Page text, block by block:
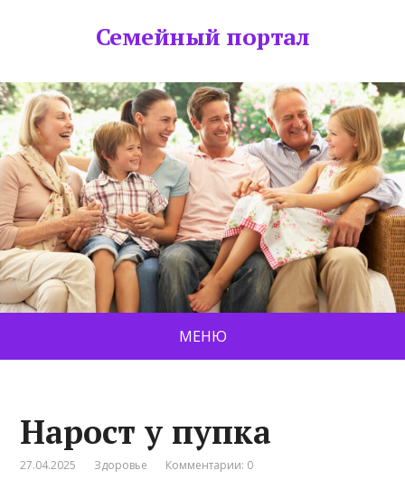
Семейный портал
МЕНЮ
Нарост у пупка
27.04.2025 Здоровье Комментарии: 0